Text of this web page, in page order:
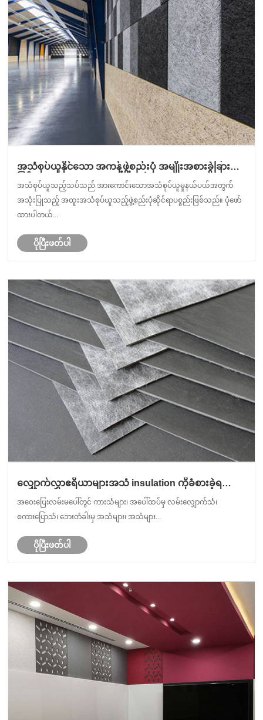
အသံစုပ်ယူနိုင်သော အကန့်ဖွဲ့စည်းပုံ အမျိုးအစားခွဲခြား
ခြင်း။
အသံစုပ်ယူသည့်သပ်သည် အားကောင်းသောအသံစုပ်ယူမှုနယ်ပယ်အတွက်
အသုံးပြုသည့် အထူးအသံစုပ်ယူသည့်ဖွဲ့စည်းပုံဆိုင်ရာပစ္စည်းဖြစ်သည်။ ပုံဖော်
ထားပါတယ်...
ပိုပြီးဖတ်ပါ
လျှောက်လွှာဧရိယာများအသံ insulation ကိုခံစားခဲ့ရ
သည်။
အဝေးပြေးလမ်းမပေါ်တွင် ကားသံများ၊ အပေါ်ထပ်မှ လမ်းလျှောက်သံ၊
စကားပြောသံ၊ ဘေးတံခါးမှ အသံများ၊ အသံများ...
ပိုပြီးဖတ်ပါ